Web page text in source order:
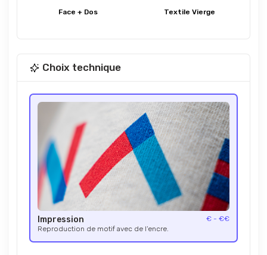
Face + Dos Textile Vierge
Choix technique
Impression
€ - €€
Reproduction de motif avec de l’encre.